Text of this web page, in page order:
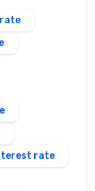
rate